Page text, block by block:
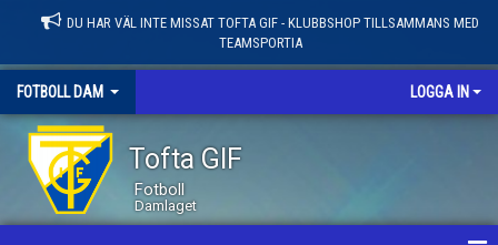
DU HAR VÄL INTE MISSAT TOFTA GIF - KLUBBSHOP TILLSAMMANS MED
TEAMSPORTIA
FOTBOLL DAM LOGGA IN
Tofta GIF
Fotboll
Damlaget